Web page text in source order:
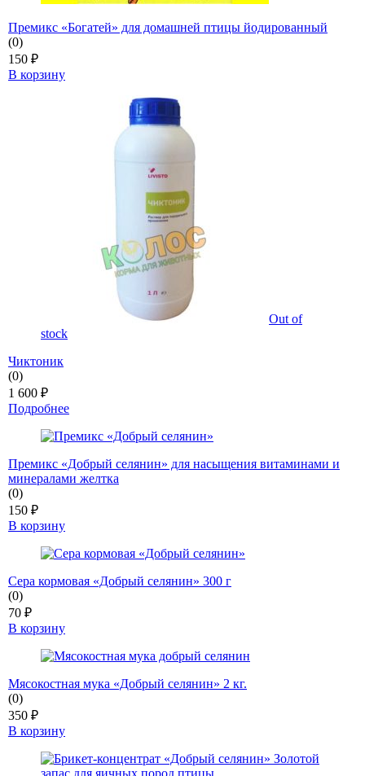
Премикс «Богатей» для домашней птицы йодированный
(0)
150 ₽
В корзину
Out of
stock
Чиктоник
(0)
1 600 ₽
Подробнее
Премикс «Добрый селянин» для насыщения витаминами и
минералами желтка
(0)
150 ₽
В корзину
Сера кормовая «Добрый селянин» 300 г
(0)
70 ₽
В корзину
Мясокостная мука «Добрый селянин» 2 кг.
(0)
350 ₽
В корзину